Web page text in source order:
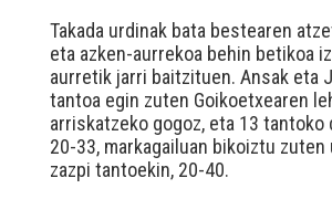
Takada urdinak bata bestearen
eta azken-aurrekoa behin betikoa
aurretik jarri baitzituen. Ansak eta
tantoa egin zuten Goikoetxearen
arriskatzeko gogoz, eta 13 tantoko
20-33, markagailuan bikoiztu zuten
zazpi tantoekin, 20-40.